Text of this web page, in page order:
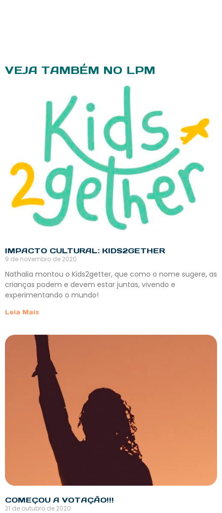
VEJA TAMBÉM NO LPM
IMPACTO CULTURAL: KIDS2GETHER
9 de novembro de 2020
Nathalia montou o Kids2getter, que como o nome sugere, as
crianças podem e devem estar juntas, vivendo e
experimentando o mundo!
Leia Mais
COMEÇOU A VOTAÇÃO!!!
21 de outubro de 2020